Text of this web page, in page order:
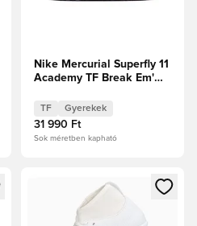
Nike Mercurial Superfly 11
Academy TF Break Em'
TF Gyerekek
31 990 Ft
Sok méretben kapható
vagy a tagként
Megnyit egy modált a